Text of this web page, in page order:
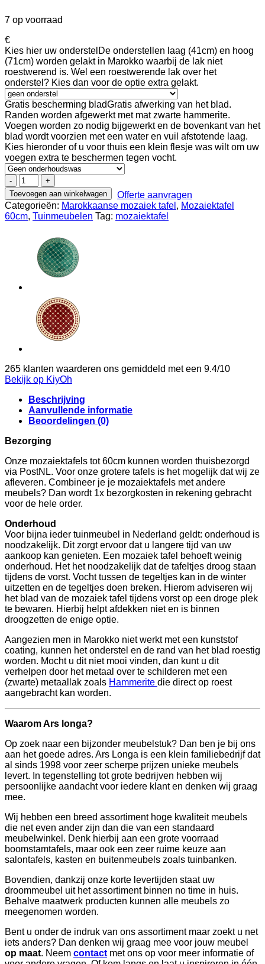
7 op voorraad
€
Kies hier uw onderstel De onderstellen laag (41cm) en hoog
(71cm) worden gelakt in Marokko waarbij de lak niet
roestwerend is. Wel een roestwerende lak over het
onderstel? Kies dan voor de optie extra gelakt.
Gratis bescherming bladGratis afwerking van het blad.
Randen worden afgewerkt met mat zwarte hammerite.
Voegen worden zo nodig bijgewerkt en de bovenkant van het
blad wordt voorzien met een water en vuil afstotende laag.
Kies hieronder of u voor thuis een klein flesje was wilt om uw
voegen extra te beschermen tegen vocht.
03A
60cm
mozaiektafel
simple
Beige/Blauw
Toevoegen aan winkelwagen
Offerte aanvragen
Categorieën: Marokkaanse mozaiek tafel , Mozaiektafel
60cm, Tuinmeubelen Tag: mozaiektafel
265 klanten waarderen ons gemiddeld met een 9.4/10
Bekijk op KiyOh
Beschrijving
Aanvullende informatie
Beoordelingen (0)
Bezorging
Onze mozaiektafels tot 60cm kunnen worden thuisbezorgd
via PostNL. Voor onze grotere tafels is het mogelijk dat wij ze
afleveren. Combineer je je mozaiektafels met andere
meubels? Dan wordt 1x bezorgkosten in rekening gebracht
voor de hele order.
Onderhoud
Voor bijna ieder tuinmeubel in Nederland geldt: onderhoud is
noodzakelijk. Dit zorgt ervoor dat u langere tijd van uw
aankoop kan genieten. Een mozaiek tafel behoeft weinig
onderhoud. Het het noodzakelijk dat de tafeltjes droog staan
tijdens de vorst. Vocht tussen de tegeltjes kan in de winter
uitzetten en de tegeltjes doen breken. Hierom adviseren wij
het blad van de mozaiek tafel tijdens vorst op een droge plek
te bewaren. Hierbij helpt afdekken niet en is binnen
droogzetten de enige optie.
Aangezien men in Marokko niet werkt met een kunststof
coating, kunnen het onderstel en de rand van het blad roestig
worden. Mocht u dit niet mooi vinden, dan kunt u dit
verhelpen door het metaal over te schilderen met een
(zwarte) metaallak zoals Hammerite die direct op roest
aangebracht kan worden.
Waarom Ars longa?
Op zoek naar een bijzonder meubelstuk? Dan ben je bij ons
aan het goede adres. Ars Longa is een klein familiebedrijf dat
al sinds 1998 voor zeer scherpe prijzen unieke meubels
levert. In tegenstelling tot grote bedrijven hebben wij
persoonlijke aandacht voor iedere klant en denken wij graag
mee.
Wij hebben een breed assortiment hoge kwaliteit meubels
die net even ander zijn dan die van een standaard
meubelwinkel. Denk hierbij aan een grote voorraad
boomstamtafels, maar ook een zeer ruime keuze aan
salontafels, kasten en buitenmeubels zoals tuinbanken.
Bovendien, dankzij onze korte levertijden staat uw
droommeubel uit het assortiment binnen no time in huis.
Behalve maatwerk producten kunnen alle meubels zo
meegenomen worden.
Bent u onder de indruk van ons assortiment maar zoekt u net
iets anders? Dan denken wij graag mee voor jouw meubel
op maat. Neem contact met ons op voor meer informatie of